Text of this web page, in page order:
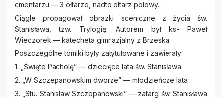
cmentarzu — 3 ołtarze, nadto ołtarz polowy.
Ciągle propagował obrazki sceniczne z życia św.
Stanisława, tzw. Trylogię. Autorem był ks- Paweł
Wieczorek — katecheta gimnazjalny z Brzeska.
Poszczególne tomiki były zatytułowane i zawierały:
1. „Święte Pacholę” — dziecięce lata św. Stanisława
2. „W Szczepanowskim dworze” — młodzieńcze lata
3. „Stu. Stanisław Szczepanowski” — zatarg św. Stanisława